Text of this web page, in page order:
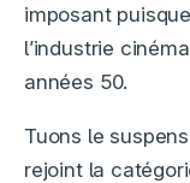
imposant
l’industrie
années 50.
Tuons le
rejoint la